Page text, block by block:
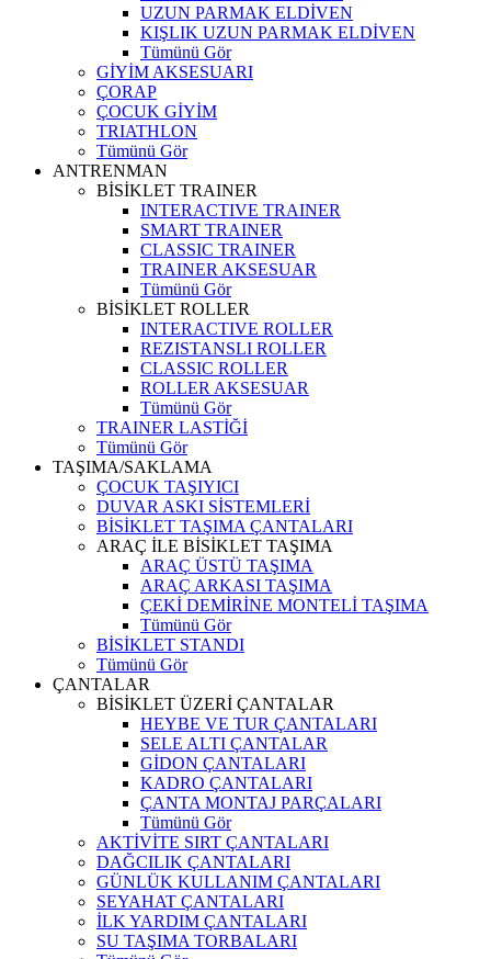
UZUN PARMAK ELDİVEN
KIŞLIK UZUN PARMAK ELDİVEN
Tümünü Gör
GİYİM AKSESUARI
ÇORAP
ÇOCUK GİYİM
TRIATHLON
Tümünü Gör
ANTRENMAN
BİSİKLET TRAINER
INTERACTIVE TRAINER
SMART TRAINER
CLASSIC TRAINER
TRAINER AKSESUAR
Tümünü Gör
BİSİKLET ROLLER
INTERACTIVE ROLLER
REZISTANSLI ROLLER
CLASSIC ROLLER
ROLLER AKSESUAR
Tümünü Gör
TRAINER LASTİĞİ
Tümünü Gör
TAŞIMA/SAKLAMA
ÇOCUK TAŞIYICI
DUVAR ASKI SİSTEMLERİ
BİSİKLET TAŞIMA ÇANTALARI
ARAÇ İLE BİSİKLET TAŞIMA
ARAÇ ÜSTÜ TAŞIMA
ARAÇ ARKASI TAŞIMA
ÇEKİ DEMİRİNE MONTELİ TAŞIMA
Tümünü Gör
BİSİKLET STANDI
Tümünü Gör
ÇANTALAR
BİSİKLET ÜZERİ ÇANTALAR
HEYBE VE TUR ÇANTALARI
SELE ALTI ÇANTALAR
GİDON ÇANTALARI
KADRO ÇANTALARI
ÇANTA MONTAJ PARÇALARI
Tümünü Gör
AKTİVİTE SIRT ÇANTALARI
DAĞCILIK ÇANTALARI
GÜNLÜK KULLANIM ÇANTALARI
SEYAHAT ÇANTALARI
İLK YARDIM ÇANTALARI
SU TAŞIMA TORBALARI